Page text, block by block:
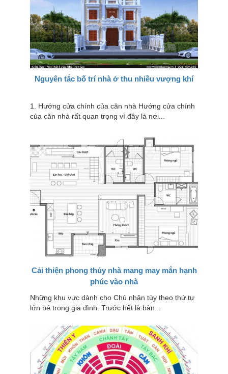
Nguyên tắc bố trí nhà ở thu nhiều vượng khí
1. Hướng cửa chính của căn nhà Hướng cửa chính
của căn nhà rất quan trọng vì đây là nơi...
Cải thiện phong thủy nhà mang may mắn hạnh
phúc vào nhà
Những khu vực dành cho Chủ nhân tùy theo thứ tự
lớn bé trong gia đình. Trước hết là bàn...